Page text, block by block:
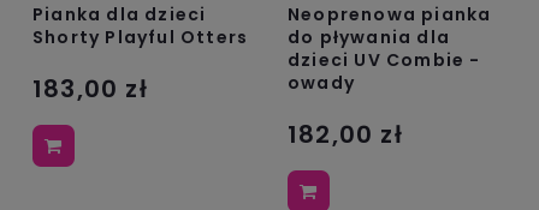
Pianka dla dzieci
Shorty Playful Otters
183,00 zł
Neoprenowa pianka
do pływania dla
dzieci UV Combie -
owady
182,00 zł